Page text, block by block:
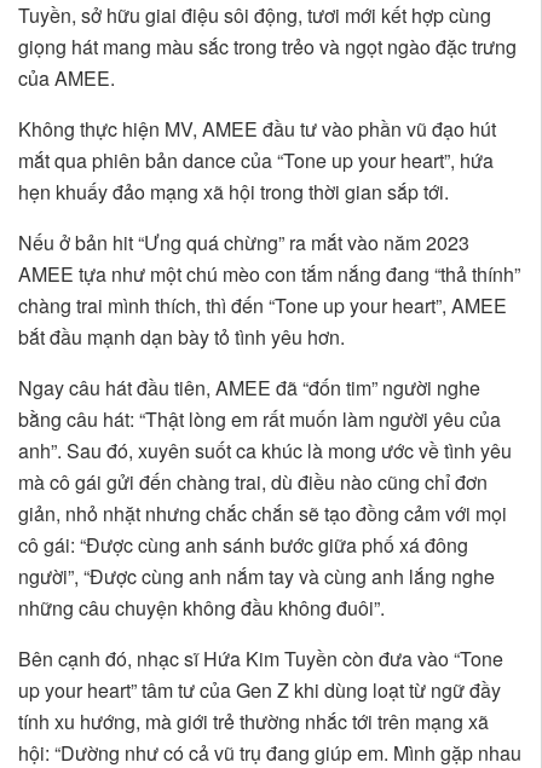
Tuyền, sở hữu giai điệu sôi động, tươi mới kết hợp cùng
giọng hát mang màu sắc trong trẻo và ngọt ngào đặc trưng
của AMEE.
Không thực hiện MV, AMEE đầu tư vào phần vũ đạo hút
mắt qua phiên bản dance của “Tone up your heart”, hứa
hẹn khuấy đảo mạng xã hội trong thời gian sắp tới.
Nếu ở bản hit “Ưng quá chừng” ra mắt vào năm 2023
AMEE tựa như một chú mèo con tắm nắng đang “thả thính”
chàng trai mình thích, thì đến “Tone up your heart”, AMEE
bắt đầu mạnh dạn bày tỏ tình yêu hơn.
Ngay câu hát đầu tiên, AMEE đã “đốn tim” người nghe
bằng câu hát: “Thật lòng em rất muốn làm người yêu của
anh”. Sau đó, xuyên suốt ca khúc là mong ước về tình yêu
mà cô gái gửi đến chàng trai, dù điều nào cũng chỉ đơn
giản, nhỏ nhặt nhưng chắc chắn sẽ tạo đồng cảm với mọi
cô gái: “Được cùng anh sánh bước giữa phố xá đông
người”, “Được cùng anh nắm tay và cùng anh lắng nghe
những câu chuyện không đầu không đuôi”.
Bên cạnh đó, nhạc sĩ Hứa Kim Tuyền còn đưa vào “Tone
up your heart” tâm tư của Gen Z khi dùng loạt từ ngữ đầy
tính xu hướng, mà giới trẻ thường nhắc tới trên mạng xã
hội: “Dường như có cả vũ trụ đang giúp em. Mình gặp nhau